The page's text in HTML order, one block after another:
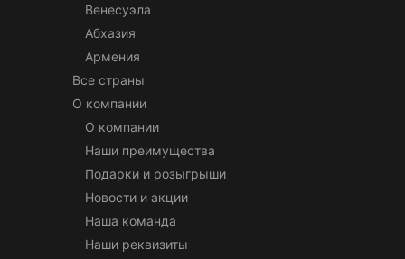
Венесуэла
Абхазия
Армения
Все страны
О компании
О компании
Наши преимущества
Подарки и розыгрыши
Новости и акции
Наша команда
Наши реквизиты